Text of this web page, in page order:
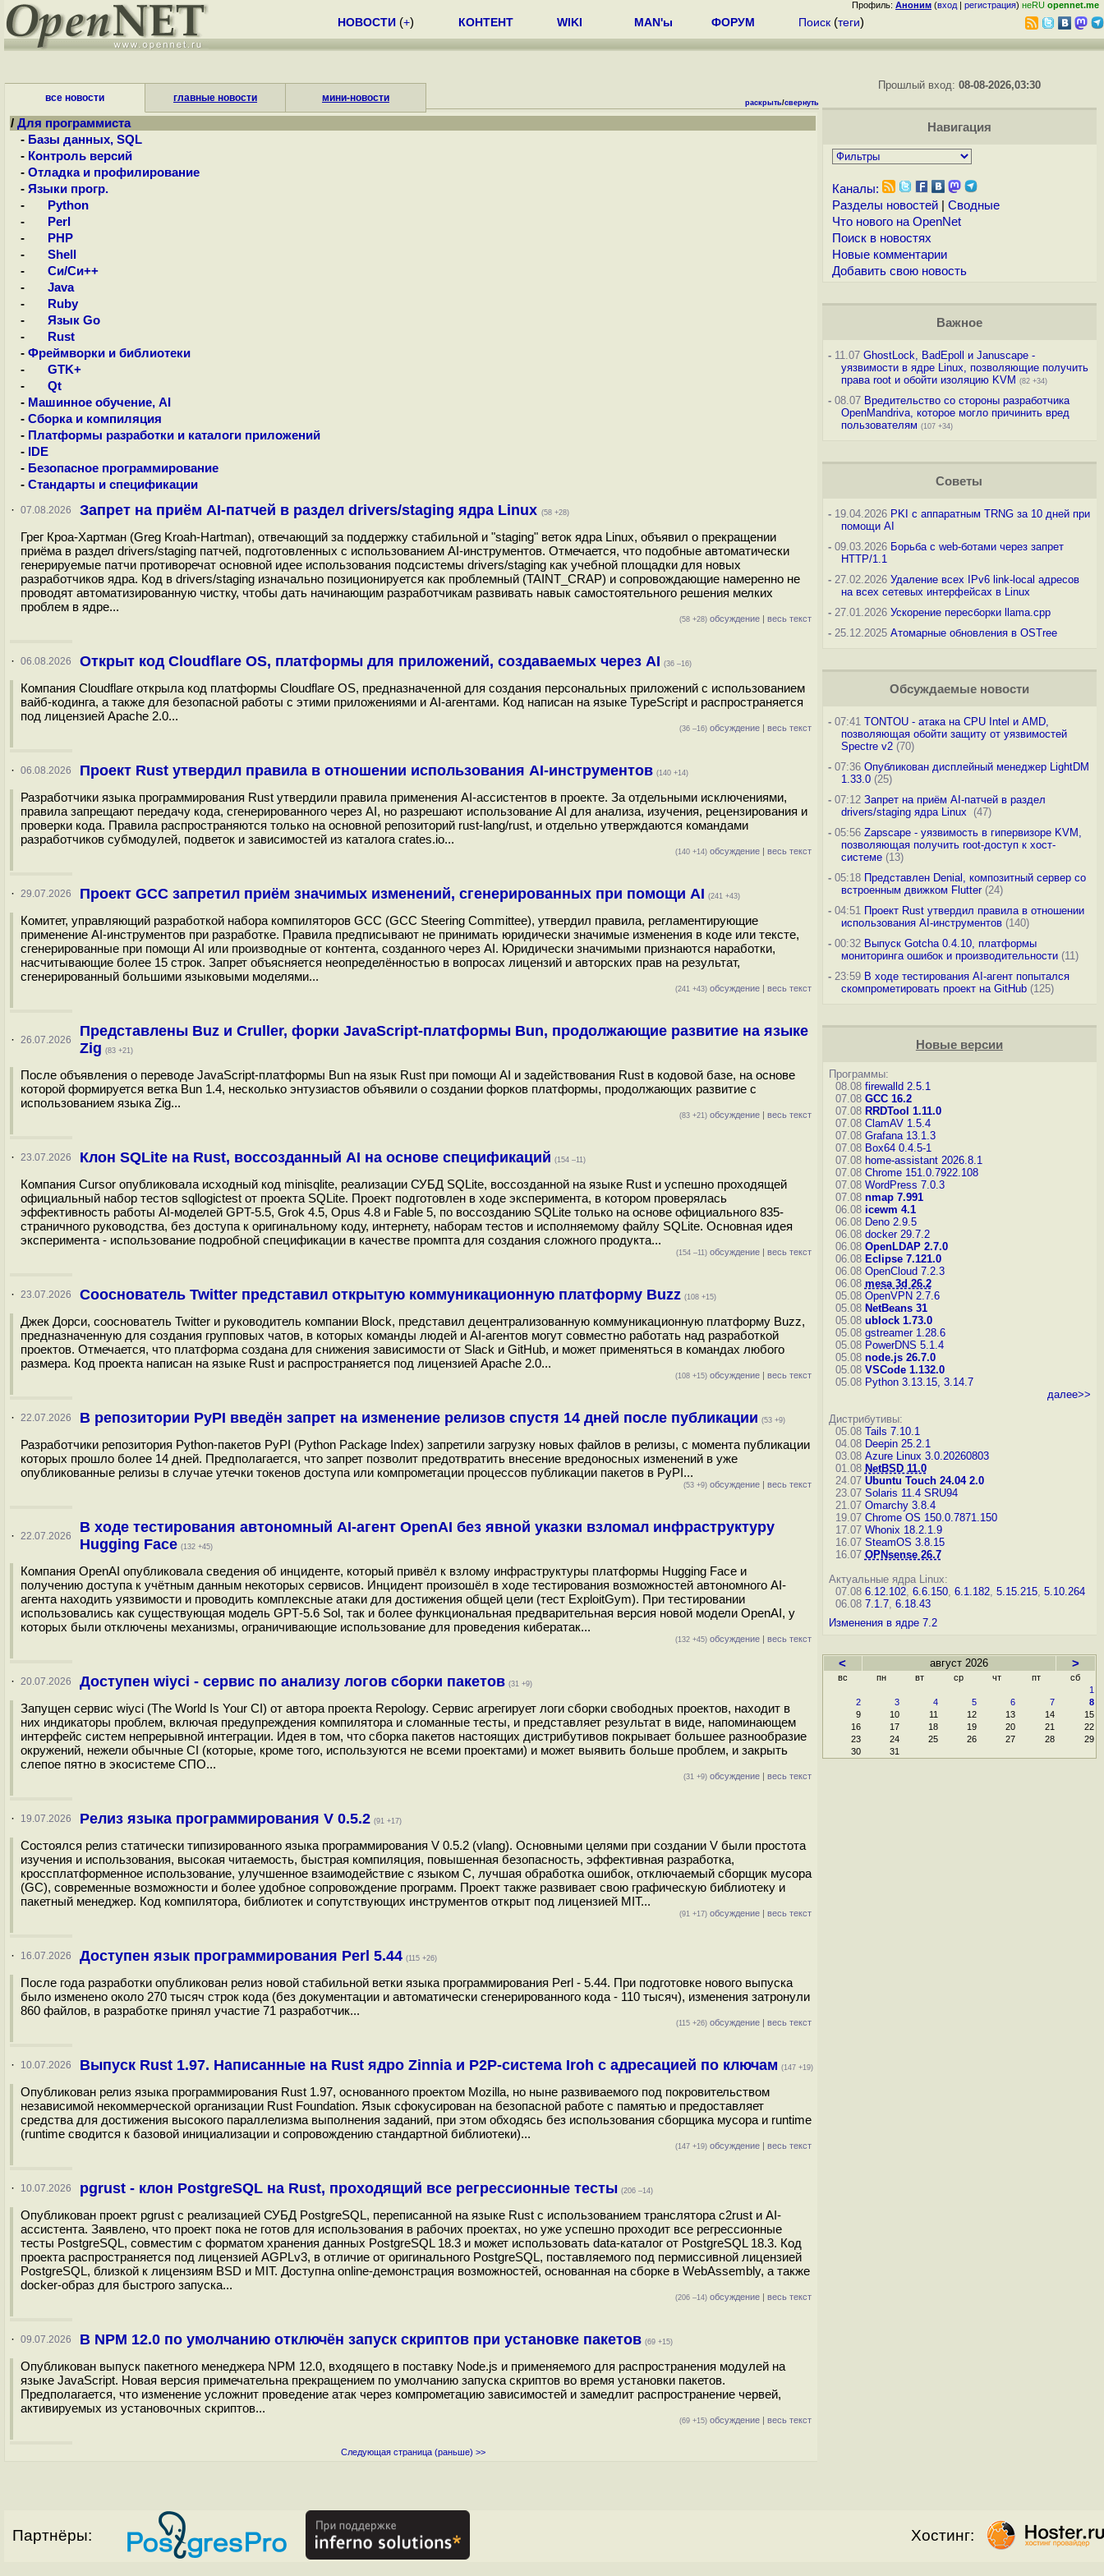
Профиль: Аноним (вход | регистрация) неRU opennet.me
НОВОСТИ (+) КОНТЕНТ WIKI MAN'ы ФОРУМ Поиск (теги)
все новости главные новости мини-новости раскрыть/свернуть
/ Для программиста
- Базы данных, SQL
- Контроль версий
- Отладка и профилирование
- Языки прогр.
-
Python
-
Perl
-
PHP
-
Shell
-
Си/Си++
-
Java
-
Ruby
-
Язык Go
-
Rust
- Фреймворки и библиотеки
-
GTK+
-
Qt
- Машинное обучение, AI
- Сборка и компиляция
- Платформы разработки и каталоги приложений
-
IDE
- Безопасное программирование
- Стандарты и спецификации
· 07.08.2026 Запрет на приём AI-патчей в раздел drivers/staging ядра Linux (58 +28)
Грег Кроа-Хартман (Greg Kroah-Hartman), отвечающий за поддержку стабильной и "staging" веток ядра Linux, объявил о прекращении
приёма в раздел drivers/staging патчей, подготовленных с использованием AI-инструментов. Отмечается, что подобные автоматически
генерируемые патчи противоречат основной идее использования подсистемы drivers/staging как учебной площадки для новых
разработчиков ядра. Код в drivers/staging изначально позиционируется как проблемный (TAINT_CRAP) и сопровождающие намеренно не
проводят автоматизированную чистку, чтобы дать начинающим разработчикам развивать навык самостоятельного решения мелких
проблем в ядре...
(58 +28) обсуждение | весь текст
· 06.08.2026 Открыт код Cloudflare OS, платформы для приложений, создаваемых через AI (36 –16)
Компания Cloudflare открыла код платформы Cloudflare OS, предназначенной для создания персональных приложений с использованием
вайб-кодинга, а также для безопасной работы с этими приложениями и AI-агентами. Код написан на языке TypeScript и распространяется
под лицензией Apache 2.0...
(36 –16) обсуждение | весь текст
· 06.08.2026 Проект Rust утвердил правила в отношении использования AI-инструментов (140 +14)
Разработчики языка программирования Rust утвердили правила применения AI-ассистентов в проекте. За отдельными исключениями,
правила запрещают передачу кода, сгенерированного через AI, но разрешают использование AI для анализа, изучения, рецензирования и
проверки кода. Правила распространяются только на основной репозиторий rust-lang/rust, и отдельно утверждаются командами
разработчиков субмодулей, подветок и зависимостей из каталога crates.io...
(140 +14) обсуждение | весь текст
· 29.07.2026 Проект GCC запретил приём значимых изменений, сгенерированных при помощи AI (241 +43)
Комитет, управляющий разработкой набора компиляторов GCC (GCC Steering Committee), утвердил правила, регламентирующие
применение AI-инструментов при разработке. Правила предписывают не принимать юридически значимые изменения в коде или тексте,
сгенерированные при помощи AI или производные от контента, созданного через AI. Юридически значимыми признаются наработки,
насчитывающие более 15 строк. Запрет объясняется неопределённостью в вопросах лицензий и авторских прав на результат,
сгенерированный большими языковыми моделями...
(241 +43) обсуждение | весь текст
· 26.07.2026
Представлены Buz и Cruller, форки JavaScript-платформы Bun, продолжающие развитие на языке
Zig (83 +21)
После объявления о переводе JavaScript-платформы Bun на язык Rust при помощи AI и задействования Rust в кодовой базе, на основе
которой формируется ветка Bun 1.4, несколько энтузиастов объявили о создании форков платформы, продолжающих развитие с
использованием языка Zig...
(83 +21) обсуждение | весь текст
· 23.07.2026 Клон SQLite на Rust, воссозданный AI на основе спецификаций (154 –11)
Компания Cursor опубликовала исходный код minisqlite, реализации СУБД SQLite, воссозданной на языке Rust и успешно проходящей
официальный набор тестов sqllogictest от проекта SQLite. Проект подготовлен в ходе эксперимента, в котором проверялась
эффективность работы AI-моделей GPT-5.5, Grok 4.5, Opus 4.8 и Fable 5, по воссозданию SQLite только на основе официального 835-
страничного руководства, без доступа к оригинальному коду, интернету, наборам тестов и исполняемому файлу SQLite. Основная идея
эксперимента - использование подробной спецификации в качестве промпта для создания сложного продукта...
(154 –11) обсуждение | весь текст
· 23.07.2026 Сооснователь Twitter представил открытую коммуникационную платформу Buzz (108 +15)
Джек Дорси, сооснователь Twitter и руководитель компании Block, представил децентрализованную коммуникационную платформу Buzz,
предназначенную для создания групповых чатов, в которых команды людей и AI-агентов могут совместно работать над разработкой
проектов. Отмечается, что платформа создана для снижения зависимости от Slack и GitHub, и может применяться в командах любого
размера. Код проекта написан на языке Rust и распространяется под лицензией Apache 2.0...
(108 +15) обсуждение | весь текст
· 22.07.2026 В репозитории PyPI введён запрет на изменение релизов спустя 14 дней после публикации (53 +9)
Разработчики репозитория Python-пакетов PyPI (Python Package Index) запретили загрузку новых файлов в релизы, с момента публикации
которых прошло более 14 дней. Предполагается, что запрет позволит предотвратить внесение вредоносных изменений в уже
опубликованные релизы в случае утечки токенов доступа или компрометации процессов публикации пакетов в PyPI...
(53 +9) обсуждение | весь текст
· 22.07.2026
В ходе тестирования автономный AI-агент OpenAI без явной указки взломал инфраструктуру
Hugging Face (132 +45)
Компания OpenAI опубликовала сведения об инциденте, который привёл к взлому инфраструктуры платформы Hugging Face и
получению доступа к учётным данным некоторых сервисов. Инцидент произошёл в ходе тестирования возможностей автономного AI-
агента находить уязвимости и проводить комплексные атаки для достижения общей цели (тест ExploitGym). При тестировании
использовались как существующая модель GPT‑5.6 Sol, так и более функциональная предварительная версия новой модели OpenAI, у
которых были отключены механизмы, ограничивающие использование для проведения кибератак...
(132 +45) обсуждение | весь текст
· 20.07.2026 Доступен wiyci - сервис по анализу логов сборки пакетов (31 +9)
Запущен сервис wiyci (The World Is Your CI) от автора проекта Repology. Сервис агрегирует логи сборки свободных проектов, находит в
них индикаторы проблем, включая предупреждения компилятора и сломанные тесты, и представляет результат в виде, напоминающем
интерфейс систем непрерывной интеграции. Идея в том, что сборка пакетов настоящих дистрибутивов покрывает большее разнообразие
окружений, нежели обычные CI (которые, кроме того, используются не всеми проектами) и может выявить больше проблем, и закрыть
слепое пятно в экосистеме СПО...
(31 +9) обсуждение | весь текст
· 19.07.2026 Релиз языка программирования V 0.5.2 (91 +17)
Состоялся релиз статически типизированного языка программирования V 0.5.2 (vlang). Основными целями при создании V были простота
изучения и использования, высокая читаемость, быстрая компиляция, повышенная безопасность, эффективная разработка,
кроссплатформенное использование, улучшенное взаимодействие с языком C, лучшая обработка ошибок, отключаемый сборщик мусора
(GC), современные возможности и более удобное сопровождение программ. Проект также развивает свою графическую библиотеку и
пакетный менеджер. Код компилятора, библиотек и сопутствующих инструментов открыт под лицензией MIT...
(91 +17) обсуждение | весь текст
· 16.07.2026 Доступен язык программирования Perl 5.44 (115 +26)
После года разработки опубликован релиз новой стабильной ветки языка программирования Perl - 5.44. При подготовке нового выпуска
было изменено около 270 тысяч строк кода (без документации и автоматически сгенерированного кода - 110 тысяч), изменения затронули
860 файлов, в разработке принял участие 71 разработчик...
(115 +26) обсуждение | весь текст
· 10.07.2026 Выпуск Rust 1.97. Написанные на Rust ядро Zinnia и P2P-система Iroh с адресацией по ключам (147 +19)
Опубликован релиз языка программирования Rust 1.97, основанного проектом Mozilla, но ныне развиваемого под покровительством
независимой некоммерческой организации Rust Foundation. Язык сфокусирован на безопасной работе с памятью и предоставляет
средства для достижения высокого параллелизма выполнения заданий, при этом обходясь без использования сборщика мусора и runtime
(runtime сводится к базовой инициализации и сопровождению стандартной библиотеки)...
(147 +19) обсуждение | весь текст
· 10.07.2026 pgrust - клон PostgreSQL на Rust, проходящий все регрессионные тесты (206 –14)
Опубликован проект pgrust с реализацией СУБД PostgreSQL, переписанной на языке Rust c использованием транслятора c2rust и AI-
ассистента. Заявлено, что проект пока не готов для использования в рабочих проектах, но уже успешно проходит все регрессионные
тесты PostgreSQL, совместим с форматом хранения данных PostgreSQL 18.3 и может использовать data-каталог от PostgreSQL 18.3. Код
проекта распространяется под лицензией AGPLv3, в отличие от оригинального PostgreSQL, поставляемого под пермиссивной лицензией
PostgreSQL, близкой к лицензиям BSD и MIT. Доступна online-демонстрация возможностей, основанная на сборке в WebAssembly, а также
docker-образ для быстрого запуска...
(206 –14) обсуждение | весь текст
· 09.07.2026 В NPM 12.0 по умолчанию отключён запуск скриптов при установке пакетов (69 +15)
Опубликован выпуск пакетного менеджера NPM 12.0, входящего в поставку Node.js и применяемого для распространения модулей на
языке JavaScript. Новая версия примечательна прекращением по умолчанию запуска скриптов во время установки пакетов.
Предполагается, что изменение усложнит проведение атак через компрометацию зависимостей и замедлит распространение червей,
активируемых из установочных скриптов...
(69 +15) обсуждение | весь текст
Следующая страница (раньше) >>
Прошлый вход:08-08-2026,03:30
Навигация
Каналы:
Разделы новостей| Сводные
Что нового на OpenNet
Поиск в новостях
Новые комментарии
Добавить свою новость
Важное
-11.07 GhostLock, BadEpoll и Januscape -
уязвимости в ядре Linux, позволяющие получить
права root и обойти изоляцию KVM (82 +34)
-08.07 Вредительство со стороны разработчика
OpenMandriva, которое могло причинить вред
пользователям (107 +34)
Советы
-19.04.2026 PKI с аппаратным TRNG за 10 дней при
помощи AI
-09.03.2026 Борьба с web-ботами через запрет
HTTP/1.1
-27.02.2026 Удаление всех IPv6 link-local адресов
на всех сетевых интерфейсах в Linux
-27.01.2026 Ускорение пересборки llama.cpp
-25.12.2025 Атомарные обновления в OSTree
Обсуждаемые новости
-07:41 TONTOU - атака на CPU Intel и AMD,
позволяющая обойти защиту от уязвимостей
Spectre v2(70)
-07:36 Опубликован дисплейный менеджер LightDM
1.33.0(25)
-07:12 Запрет на приём AI-патчей в раздел
drivers/staging ядра Linux
(47)
-05:56 Zapscape - уязвимость в гипервизоре KVM,
позволяющая получить root-доступ к хост-
системе(13)
-05:18 Представлен Denial, композитный сервер со
встроенным движком Flutter(24)
-04:51 Проект Rust утвердил правила в отношении
использования AI-инструментов(140)
-00:32 Выпуск Gotcha 0.4.10, платформы
мониторинга ошибок и производительности(11)
-23:59 В ходе тестирования AI-агент попытался
скомпрометировать проект на GitHub(125)
Новые версии
Программы:
08.08 firewalld 2.5.1
07.08 GCC 16.2
07.08 RRDTool 1.11.0
07.08 ClamAV 1.5.4
07.08 Grafana 13.1.3
07.08 Box64 0.4.5-1
07.08 home-assistant 2026.8.1
07.08 Chrome 151.0.7922.108
07.08 WordPress 7.0.3
07.08 nmap 7.991
06.08 icewm 4.1
06.08 Deno 2.9.5
06.08 docker 29.7.2
06.08 OpenLDAP 2.7.0
06.08 Eclipse 7.121.0
06.08 OpenCloud 7.2.3
06.08 mesa 3d 26.2
05.08 OpenVPN 2.7.6
05.08 NetBeans 31
05.08 ublock 1.73.0
05.08 gstreamer 1.28.6
05.08 PowerDNS 5.1.4
05.08 node.js 26.7.0
05.08 VSCode 1.132.0
05.08 Python 3.13.15, 3.14.7
далее>>
Дистрибутивы:
05.08 Tails 7.10.1
04.08 Deepin 25.2.1
03.08 Azure Linux 3.0.20260803
01.08 NetBSD 11.0
24.07 Ubuntu Touch 24.04 2.0
23.07 Solaris 11.4 SRU94
21.07 Omarchy 3.8.4
19.07 Chrome OS 150.0.7871.150
17.07 Whonix 18.2.1.9
16.07 SteamOS 3.8.15
16.07 OPNsense 26.7
Актуальные ядра Linux:
07.08 6.12.102, 6.6.150, 6.1.182, 5.15.215, 5.10.264
06.08 7.1.7, 6.18.43
Изменения в ядре 7.2
< август 2026 >
вс пн вт ср чт пт
сб
1
2
3 4 5 6 7
8
9
10 11 12 13 14
15
16
17 18 19 20 21
22
23
24 25 26 27 28
29
30
31
Партнёры: Хостинг: